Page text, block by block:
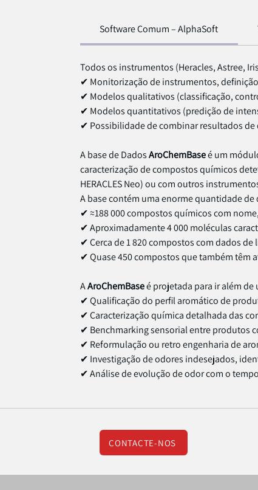
Software Comum – AlphaSoft
Todos os instrumentos (Heracles, Astree,
✔ Monitorização de instrumentos,
✔ Modelos qualitativos (classificação,
✔ Modelos quantitativos (predição de
✔ Possibilidade de combinar resultados
A base de DadosAroChemBaseé um
caracterização de compostos químicos
HERACLES Neo) ou com outros
A base contém uma enorme quantidade
✔ ≈188 000 compostos químicos com
✔ Aproximadamente 4 000 moléculas
✔ Cerca de 1 820 compostos com dados
✔ Quase 450 compostos que também têm
AAroChemBaseé projetada para ir além
✔ Qualificação do perfil aromático de
✔ Caracterização química detalhada das
✔ Benchmarking sensorial entre produtos
✔ Reformulação ou retro engenharia de
✔ Investigação de odores indesejados,
✔ Análise de evolução de odor com o
CONTACTE-NOS